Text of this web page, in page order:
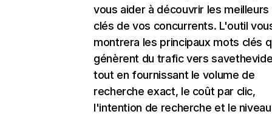
vous aider à découvrir les
clés de vos concurrents. L'outil
montrera les principaux mots clés
génèrent du trafic vers
tout en fournissant le volume de
recherche exact, le coût par clic,
l'intention de recherche et le